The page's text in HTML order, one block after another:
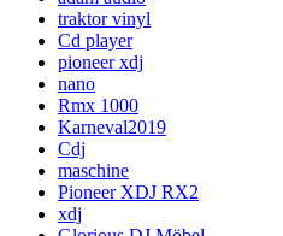
traktor vinyl
Cd player
pioneer xdj
nano
Rmx 1000
Karneval2019
Cdj
maschine
Pioneer XDJ RX2
xdj